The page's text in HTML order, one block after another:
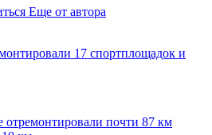
Еще от автора
17 спортплощадок и
отремонтировали почти 87 км